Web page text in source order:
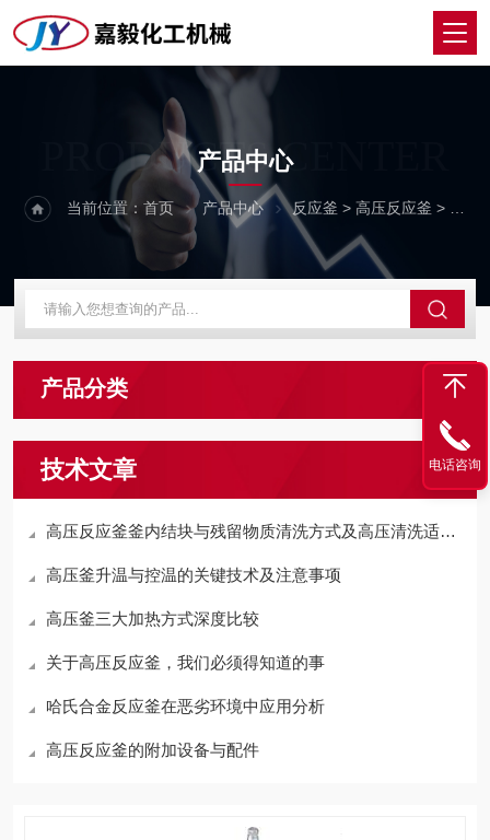
PRODUCTS CENTER
产品中心
当前位置：首页 产品中心 反应釜 >高压反应釜 > 威海反应釜
产品分类
技术文章
高压反应釜釜内结块与残留物质清洗方式及高压清洗适配性分析
高压釜升温与控温的关键技术及注意事项
高压釜三大加热方式深度比较
关于高压反应釜，我们必须得知道的事
哈氏合金反应釜在恶劣环境中应用分析
高压反应釜的附加设备与配件
电话咨询